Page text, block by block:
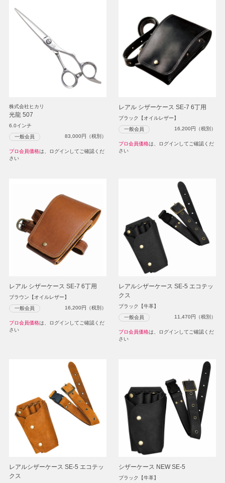
株式会社ヒカリ
光龍 507
6.0インチ
一般会員 83,000円（税別）
プロ会員価格は、ログインしてご確認くだ
さい
レアル シザーケース SE-7 6丁用
ブラック【オイルレザー】
一般会員 16,200円（税別）
プロ会員価格は、ログインしてご確認くだ
さい
レアル シザーケース SE-7 6丁用
ブラウン【オイルレザー】
一般会員 16,200円（税別）
プロ会員価格は、ログインしてご確認くだ
さい
レアルシザーケース SE-5 エコテッ
クス
ブラック【牛革】
一般会員 11,470円（税別）
プロ会員価格は、ログインしてご確認くだ
さい
レアルシザーケース SE-5 エコテッ
クス
シザーケース NEW SE-5
ブラック【牛革】